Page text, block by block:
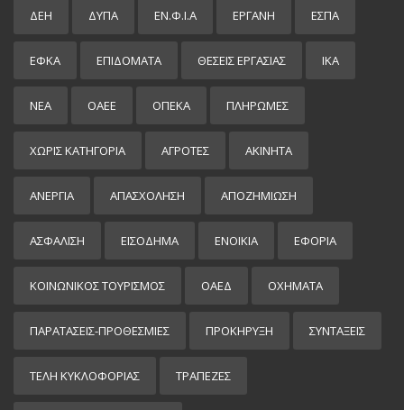
ΔΕΗ ΔΥΠΑ ΕΝ.Φ.Ι.Α ΕΡΓΑΝΗ ΕΣΠΑ
ΕΦΚΑ ΕΠΙΔΌΜΑΤΑ ΘΕΣΕΙΣ ΕΡΓΑΣΙΑΣ ΙΚΑ
ΝΕΑ ΟΑΕΕ ΟΠΕΚΑ ΠΛΗΡΩΜΕΣ
ΧΩΡΊΣ ΚΑΤΗΓΟΡΊΑ ΑΓΡΟΤΕΣ ΑΚΙΝΗΤΑ
ΑΝΕΡΓΙΑ ΑΠΑΣΧΟΛΗΣΗ ΑΠΟΖΗΜΙΩΣΗ
ΑΣΦΑΛΙΣΗ ΕΙΣΌΔΗΜΑ ΕΝΟΙΚΙΑ ΕΦΟΡΙΑ
ΚΟΙΝΩΝΙΚΟΣ ΤΟΥΡΙΣΜΟΣ ΟΑΕΔ ΟΧΗΜΑΤΑ
ΠΑΡΑΤΑΣΕΙΣ-ΠΡΟΘΕΣΜΙΕΣ ΠΡΟΚΉΡΥΞΗ ΣΥΝΤΑΞΕΙΣ
ΤΕΛΗ ΚΥΚΛΟΦΟΡΙΑΣ ΤΡΑΠΕΖΕΣ